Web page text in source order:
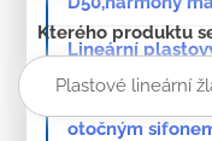
Lineární
750 mm,
bočním
otočným
Kterého produktu